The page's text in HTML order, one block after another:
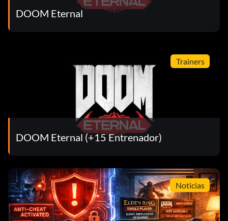
DOOM Eternal
Trainers
DOOM Eternal (+15 Entrenador)
Noticias